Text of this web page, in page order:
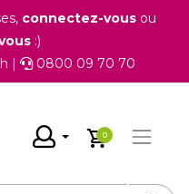
connectez-vousou
:)
|
0800 09 70 70
0